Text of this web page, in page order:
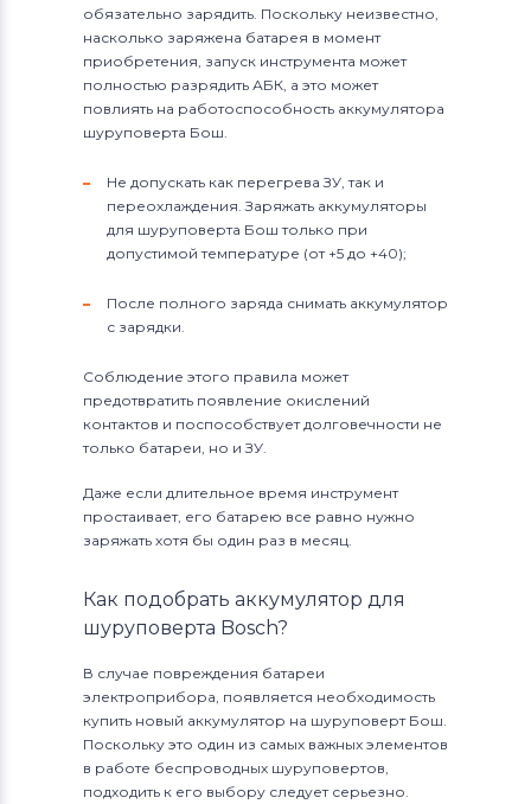
обязательно зарядить. Поскольку неизвестно,
насколько заряжена батарея в момент
приобретения, запуск инструмента может
полностью разрядить АБК, а это может
повлиять на работоспособность аккумулятора
шуруповерта Бош.
Не допускать как перегрева ЗУ, так и
переохлаждения. Заряжать аккумуляторы
для шуруповерта Бош только при
допустимой температуре (от +5 до +40);
После полного заряда снимать аккумулятор
с зарядки.
Соблюдение этого правила может
предотвратить появление окислений
контактов и поспособствует долговечности не
только батареи, но и ЗУ.
Даже если длительное время инструмент
простаивает, его батарею все равно нужно
заряжать хотя бы один раз в месяц.
Как подобрать аккумулятор для
шуруповерта Bosch?
В случае повреждения батареи
электроприбора, появляется необходимость
купить новый аккумулятор на шуруповерт Бош.
Поскольку это один из самых важных элементов
в работе беспроводных шуруповертов,
подходить к его выбору следует серьезно.